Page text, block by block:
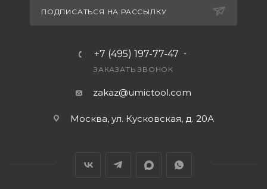
ПОДПИСАТЬСЯ НА РАССЫЛКУ
+7 (495) 197-77-47
ЗАКАЗАТЬ ЗВОНОК
zakaz@umictool.com
Москва, ул. Кусковская, д. 20А